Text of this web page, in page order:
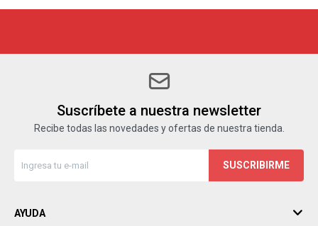
Suscríbete a nuestra newsletter
Recibe todas las novedades y ofertas de nuestra tienda.
SUSCRIBIRME
AYUDA